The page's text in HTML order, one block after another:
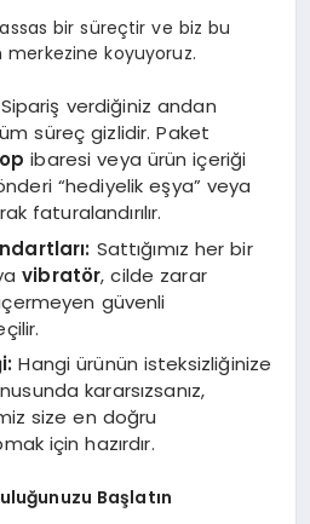
bir süreçtir ve biz bu
merkezine koyuyoruz.
Sipariş verdiğiniz andan
süreç gizlidir. Paket
ibaresi veya ürün içeriği
“hediyelik eşya” veya
faturalandırılır.
Sattığımız her bir
vibratör, cilde zarar
güvenli
Hangi ürünün isteksizliğinize
kararsızsanız,
size en doğru
için hazırdır.
Başlatın